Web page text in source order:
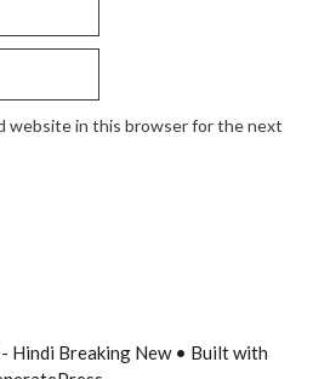
website in this browser for the next
Hindi Breaking New• Built with